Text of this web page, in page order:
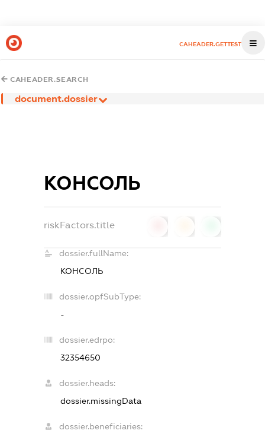
CAHEADER.GETTEST
CAHEADER.SEARCH
document.dossier
КОНСОЛЬ
riskFactors.title
dossier.fullName:
КОНСОЛЬ
dossier.opfSubType:
-
dossier.edrpo:
32354650
dossier.heads:
dossier.missingData
dossier.beneficiaries: